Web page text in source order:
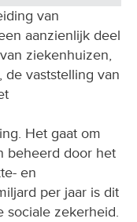
van
aanzienlijk deel
ziekenhuizen,
vaststelling van
Het gaat om
beheerd door het
en
per jaar is dit
sociale zekerheid.